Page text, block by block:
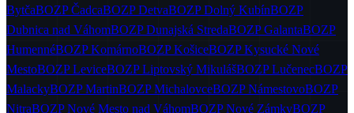
BytčaBOZPČadcaBOZPDetvaBOZPDolný KubínBOZP
Dubnica nad VáhomBOZPDunajská StredaBOZPGalantaBOZP
HumennéBOZPKomárnoBOZPKošiceBOZPKysucké Nové
MestoBOZPLeviceBOZPLiptovský MikulášBOZPLučenecBOZP
MalackyBOZPMartinBOZPMichalovceBOZPNámestovoBOZP
NitraBOZPNové Mesto nad VáhomBOZPNové ZámkyBOZP